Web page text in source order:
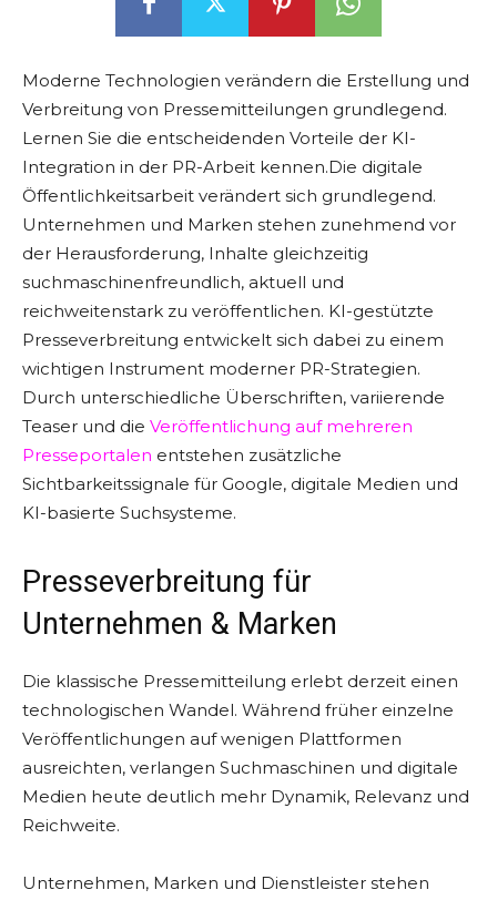
Moderne Technologien verändern die Erstellung und
Verbreitung von Pressemitteilungen grundlegend.
Lernen Sie die entscheidenden Vorteile der KI-
Integration in der PR-Arbeit kennen.Die digitale
Öffentlichkeitsarbeit verändert sich grundlegend.
Unternehmen und Marken stehen zunehmend vor
der Herausforderung, Inhalte gleichzeitig
suchmaschinenfreundlich, aktuell und
reichweitenstark zu veröffentlichen. KI-gestützte
Presseverbreitung entwickelt sich dabei zu einem
wichtigen Instrument moderner PR-Strategien.
Durch unterschiedliche Überschriften, variierende
Teaser und die Veröffentlichung auf mehreren
Presseportalen entstehen zusätzliche
Sichtbarkeitssignale für Google, digitale Medien und
KI-basierte Suchsysteme.
Presseverbreitung für
Unternehmen & Marken
Die klassische Pressemitteilung erlebt derzeit einen
technologischen Wandel. Während früher einzelne
Veröffentlichungen auf wenigen Plattformen
ausreichten, verlangen Suchmaschinen und digitale
Medien heute deutlich mehr Dynamik, Relevanz und
Reichweite.
Unternehmen, Marken und Dienstleister stehen